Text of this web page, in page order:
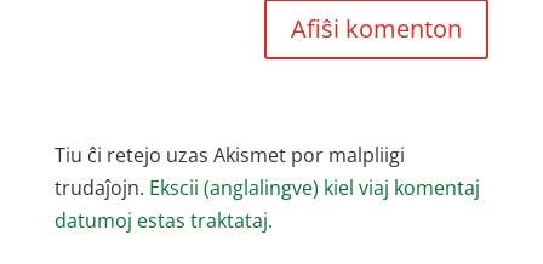
Tiu ĉi retejo uzas Akismet por malpliigi
trudaĵojn. Ekscii (anglalingve) kiel viaj komentaj
datumoj estas traktataj.